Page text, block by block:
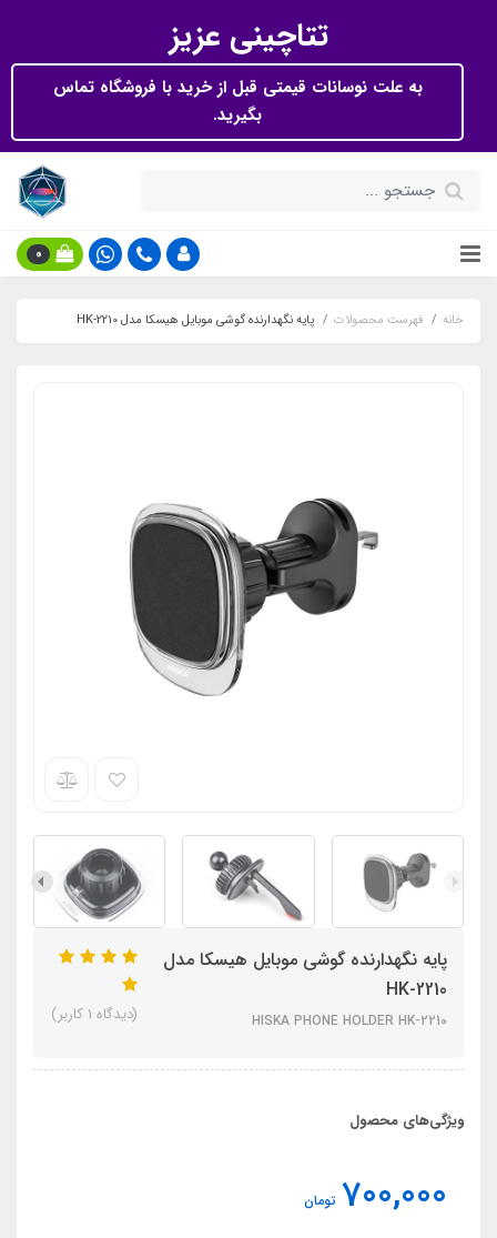
تتاچینی عزیز
به علت نوسانات قیمتی قبل از خرید با فروشگاه تماس
بگیرید.
0
خانه فهرست محصولات پایه نگهدارنده گوشی موبایل هیسکا مدل HK-2210
پایه نگهدارنده گوشی موبایل هیسکا مدل
HK-2210
HISKA PHONE HOLDER HK-2210 (دیدگاه 1 کاربر)
ویژگی‌های محصول
700,000 تومان